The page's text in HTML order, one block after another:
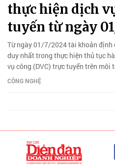
thực hiện dịch
tuyến từ ngày
Từ ngày 01/7/2024 tài khoản định
duy nhất trong thực hiện thủ tục
vụ công (DVC) trực tuyến trên môi
CÔNG NGHỆ